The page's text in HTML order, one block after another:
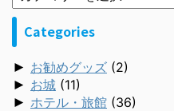
Categories
► お勧めグッズ (2)
► お城 (11)
► ホテル・旅館 (36)